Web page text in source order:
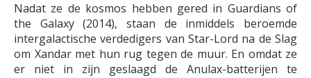
Nadat ze de kosmos hebben gered in Guardians of
the Galaxy (2014), staan de inmiddels beroemde
intergalactische verdedigers van Star-Lord na de Slag
om Xandar met hun rug tegen de muur. En omdat ze
er niet in zijn geslaagd de Anulax-batterijen te